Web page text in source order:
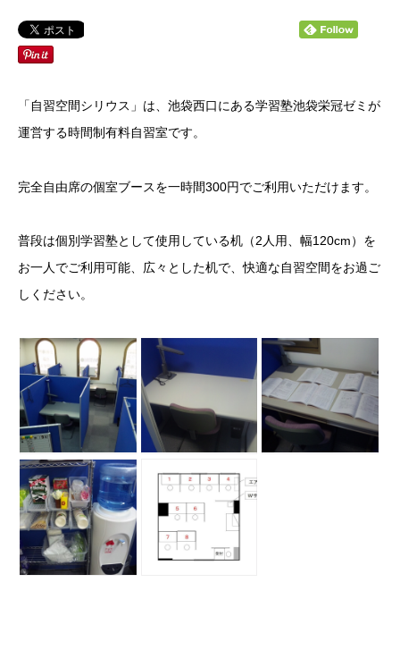
「自習空間シリウス」は、池袋西口にある学習塾池袋栄冠ゼミが
運営する時間制有料自習室です。
完全自由席の個室ブースを一時間300円でご利用いただけます。
普段は個別学習塾として使用している机（2人用、幅120cm）を
お一人でご利用可能、広々とした机で、快適な自習空間をお過ご
しください。